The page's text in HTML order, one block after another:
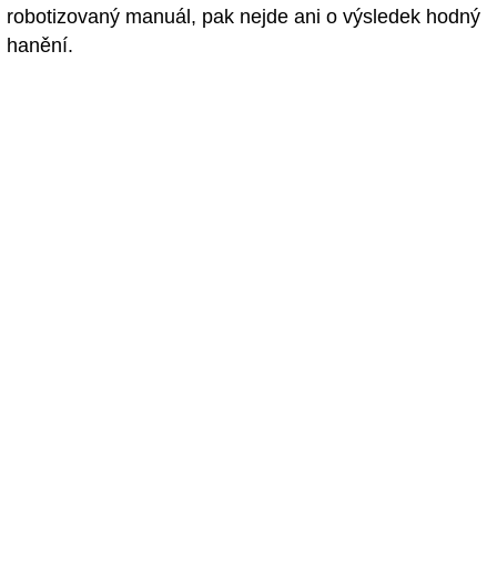
robotizovaný manuál, pak nejde ani o výsledek hodný
hanění.